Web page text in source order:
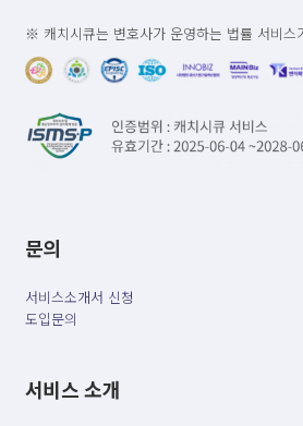
※ 캐치시큐는 변호사가 운영하는 법률 서비스
문의
서비스소개서 신청
도입문의
서비스 소개